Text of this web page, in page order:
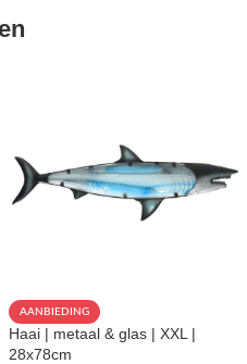
AANBIEDING
Haai | metaal & glas | XXL |
28x78cm